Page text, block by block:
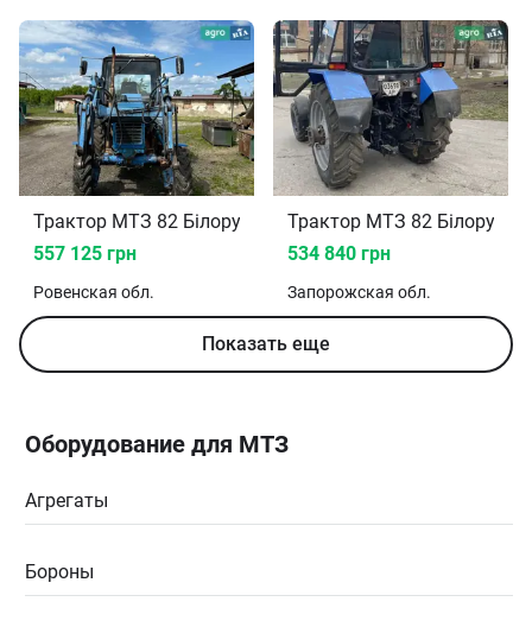
Трактор МТЗ 82 Білорус 1989
557 125 грн
Ровенская обл.
Трактор МТЗ 82 Білорус
534 840 грн
Запорожская обл.
Показать еще
Оборудование для МТЗ
Агрегаты
Бороны